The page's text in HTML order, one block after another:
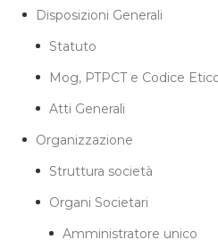
Disposizioni Generali
Statuto
Mog, PTPCT e Codice
Atti Generali
Organizzazione
Struttura società
Organi Societari
Amministratore unico